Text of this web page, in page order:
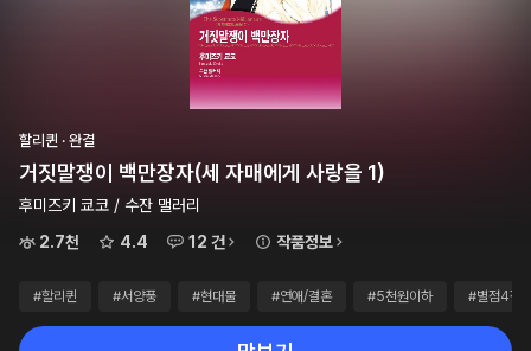
할리퀸 · 완결
거짓말쟁이 백만장자(세 자매에게 사랑을 1)
후미즈키 쿄코 / 수잔 맬러리
2.7천
4.4 12 건 작품정보
#할리퀸 #서양풍 #현대물 #연애/결혼 #5천원이하 #별점4점